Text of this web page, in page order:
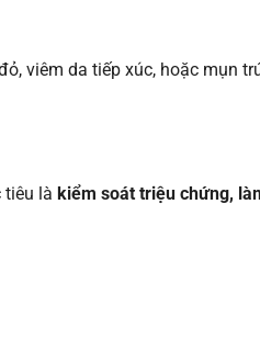
viêm da tiếp xúc, hoặc mụn
tiêu là kiểm soát triệu chứng,